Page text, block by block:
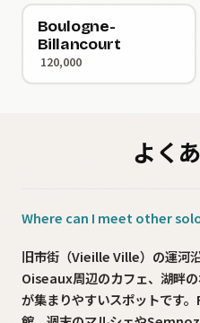
Boulogne-
Billancourt
120,000
よく
Where can I meet other
旧市街（Vieille Ville）の運
Oiseaux周辺のカフェ、湖畔
が集まりやすいスポットです